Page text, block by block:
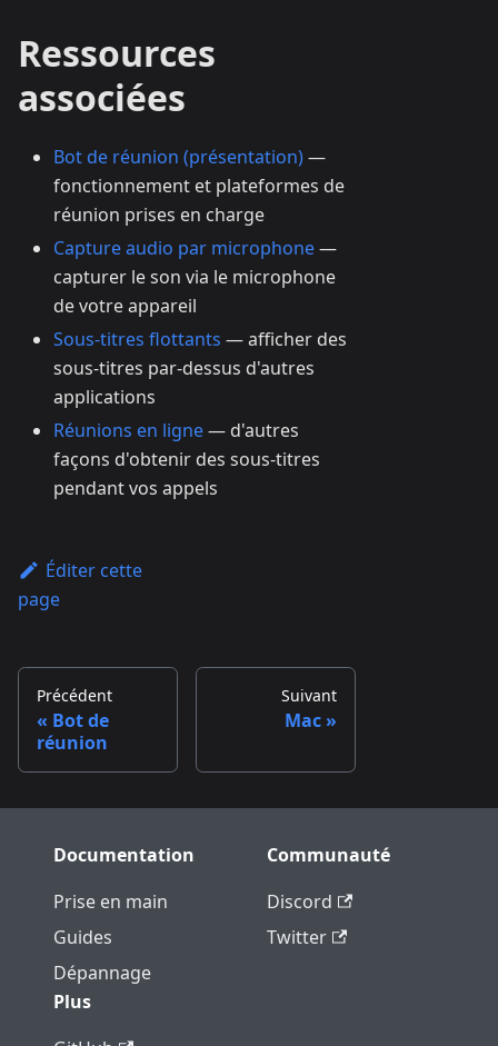
Ressources
associées
Bot de réunion (présentation)—
fonctionnement et plateformes de
réunion prises en charge
Capture audio par microphone—
capturer le son via le microphone
de votre appareil
Sous-titres flottants — afficher des
sous-titres par-dessus d'autres
applications
Réunions en ligne— d'autres
façons d'obtenir des sous-titres
pendant vos appels
Éditer cette
page
Précédent
Bot de
réunion
Suivant
Mac
Documentation
Prise en main
Guides
Dépannage
Communauté
Discord
Twitter
Plus